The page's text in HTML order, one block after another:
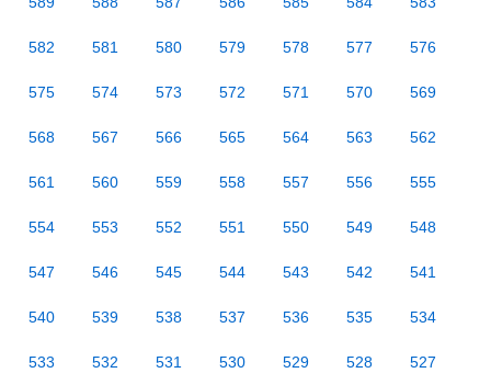
582 581 580 579 578 577 576
575 574 573 572 571 570 569
568 567 566 565 564 563 562
561 560 559 558 557 556 555
554 553 552 551 550 549 548
547 546 545 544 543 542 541
540 539 538 537 536 535 534
533 532 531 530 529 528 527